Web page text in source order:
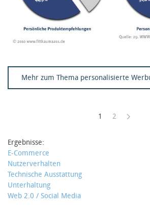
Mehr zum Thema personalisierte
1 2
Ergebnisse:
E-Commerce
Nutzerverhalten
Technische Ausstattung
Unterhaltung
Web 2.0 / Social Media